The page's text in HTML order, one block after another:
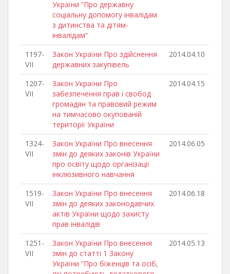
України “Про державну
соціальну допомогу інвалідам
з дитинства та дітям-
інвалідам”
1197-
VII
Закон України Про здійснення
державних закупівель
2014.04.10
1207-
VII
Закон України Про
забезпечення прав і свобод
громадян та правовий режим
на тимчасово окупованій
території України
2014.04.15
1324-
VII
Закон України Про внесення
змін до деяких законів України
про освіту щодо організації
інклюзивного навчання
2014.06.05
1519-
VII
Закон України Про внесення
змін до деяких законодавчих
актів України щодо захисту
прав інвалідів
2014.06.18
1251-
VII
Закон України Про внесення
змін до статті 1 Закону
України “Про біженців та осіб,
2014.05.13